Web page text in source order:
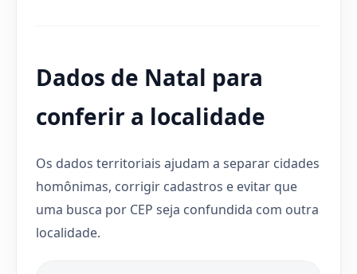
Dados de Natal para
conferir a localidade
Os dados territoriais ajudam a separar cidades
homônimas, corrigir cadastros e evitar que
uma busca por CEP seja confundida com outra
localidade.